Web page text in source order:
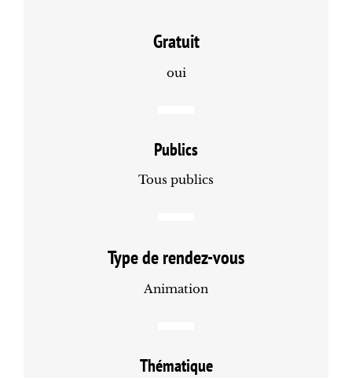
Gratuit
oui
Publics
Tous publics
Type de rendez-vous
Animation
Thématique